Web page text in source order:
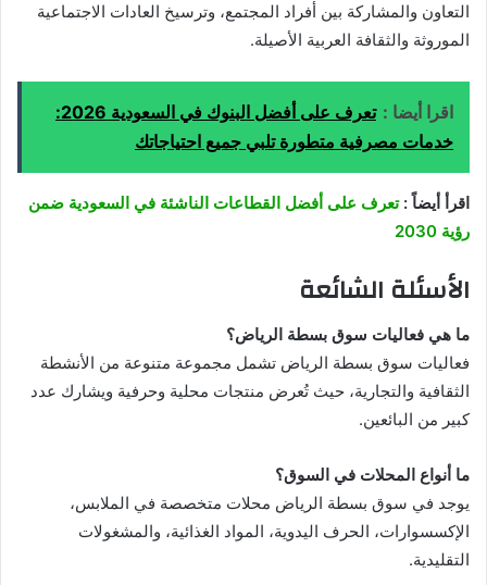
التعاون والمشاركة بين أفراد المجتمع، وترسيخ العادات الاجتماعية
الموروثة والثقافة العربية الأصيلة.
اقرا أيضا :
تعرف على أفضل البنوك في السعودية 2026:
خدمات مصرفية متطورة تلبي جميع احتياجاتك
اقرأ أيضاً :تعرف على أفضل القطاعات الناشئة في السعودية ضمن
رؤية 2030
الأسئلة الشائعة
ما هي فعاليات سوق بسطة الرياض؟
فعاليات سوق بسطة الرياض تشمل مجموعة متنوعة من الأنشطة
الثقافية والتجارية، حيث تُعرض منتجات محلية وحرفية ويشارك عدد
كبير من البائعين.
ما أنواع المحلات في السوق؟
يوجد في سوق بسطة الرياض محلات متخصصة في الملابس،
الإكسسوارات، الحرف اليدوية، المواد الغذائية، والمشغولات
التقليدية.